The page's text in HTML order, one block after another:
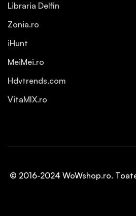
Libraria Delfin
Zonia.ro
iHunt
MeiMei.ro
Hdvtrends.com
VitaMIX.ro
© 2016-2024 WoWshop.ro.